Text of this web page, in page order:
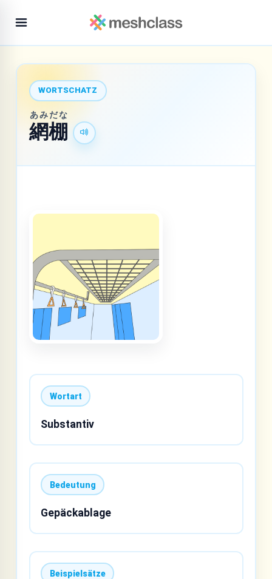
WORTSCHATZ
網
あみ
棚
だな
Wortart
Substantiv
Bedeutung
Gepäckablage
Beispielsätze